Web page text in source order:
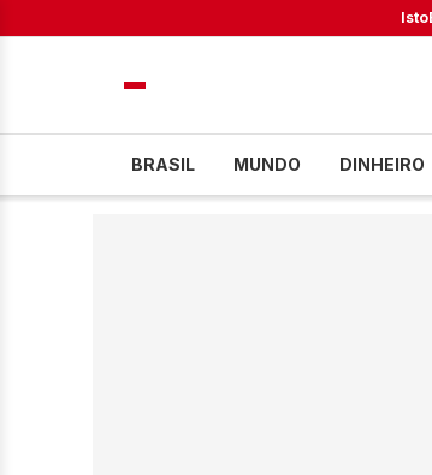
BRASIL MUNDO DINHEIRO